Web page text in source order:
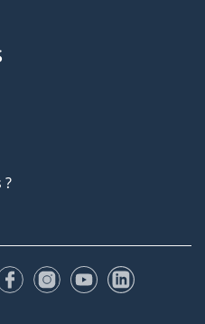
FacebookInstagram
YouTubeLinkedIn